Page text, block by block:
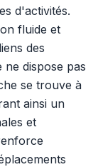
d'activités.
fluide et
des
ne dispose pas
se trouve à
ainsi un
et